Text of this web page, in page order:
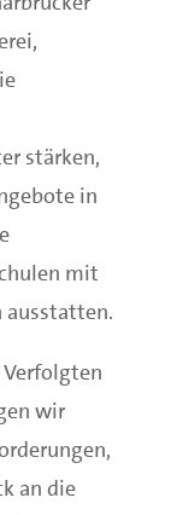
stärken,
in
mit
ausstatten.
wir
an die